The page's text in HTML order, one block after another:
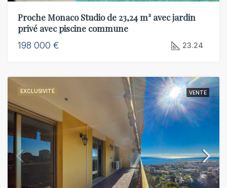
Proche Monaco Studio de 23,24 m² avec jardin
privé avec piscine commune
198 000 € 23.24
EXCLUSIVITÉ VENTE